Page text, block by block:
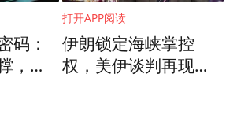
是何等的气魄，这将带来多
，我们必须转变思维方式、
世界眼光、全球思维，辩
码：
，晚
打开APP阅读
伊朗锁定海峡掌控
权，美伊谈判再现进